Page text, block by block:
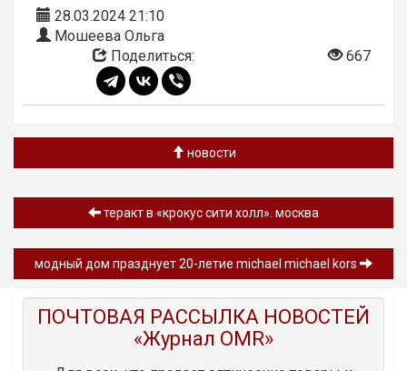
28.03.2024 21:10
Мошеева Ольга
Поделиться:
667
новости
теракт в «крокус сити холл». москва
модный дом празднует 20-летие michael michael kors
ПОЧТОВАЯ РАССЫЛКА НОВОСТЕЙ
«Журнал OMR»